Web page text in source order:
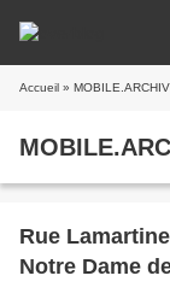
Accueil »
Rue
Notre Dame